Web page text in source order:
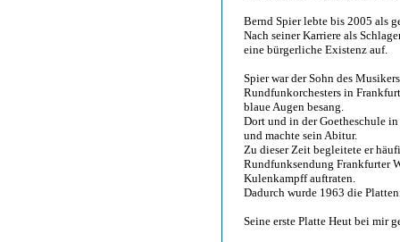
Bernd Spier lebte bis 2005 als
Nach seiner Karriere als
eine bürgerliche Existenz auf.
Spier war der Sohn des
Rundfunkorchesters in
blaue Augen besang.
Dort und in der Goetheschule
und machte sein Abitur.
Zu dieser Zeit begleitete er
Rundfunksendung Frankfurter
Kulenkampff auftraten.
Dadurch wurde 1963 die
Seine erste Platte Heut bei mir